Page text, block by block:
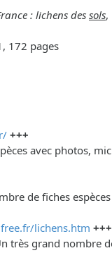
: lichens des sols,
172 pages
+++
avec photos,
de fiches
lichens.htm +++
très grand